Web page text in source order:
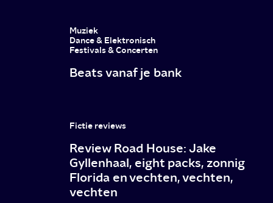
Muziek
Dance & Elektronisch
Festivals & Concerten
Beats vanaf je bank
Fictie reviews
Review Road House: Jake
Gyllenhaal, eight packs, zonnig
Florida en vechten, vechten,
vechten